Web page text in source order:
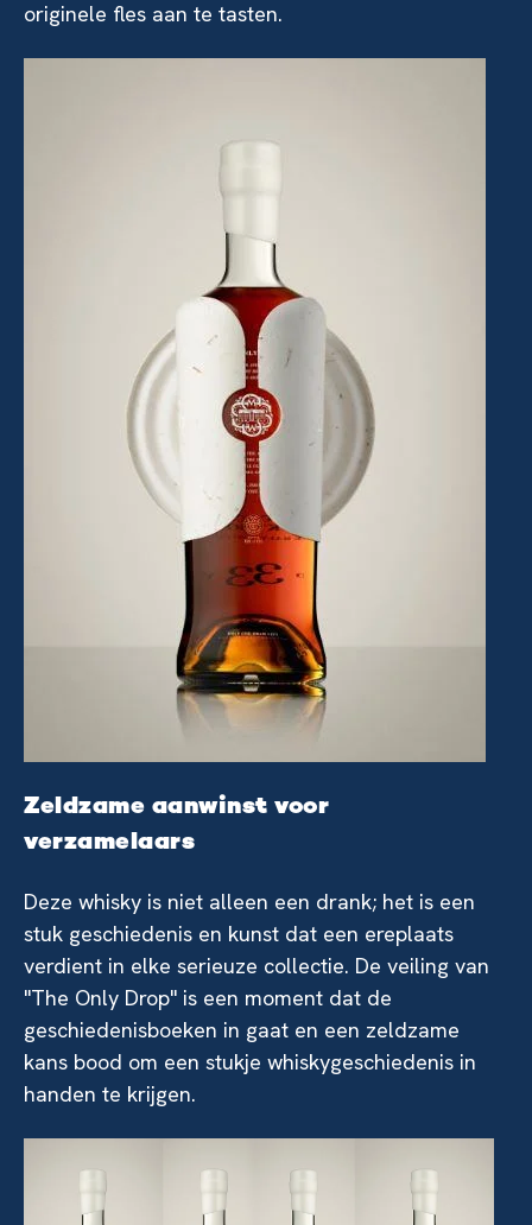
originele fles aan te tasten.
Zeldzame aanwinst voor
verzamelaars
Deze whisky is niet alleen een drank; het is een
stuk geschiedenis en kunst dat een ereplaats
verdient in elke serieuze collectie. De veiling van
"The Only Drop" is een moment dat de
geschiedenisboeken in gaat en een zeldzame
kans bood om een stukje whiskygeschiedenis in
handen te krijgen.